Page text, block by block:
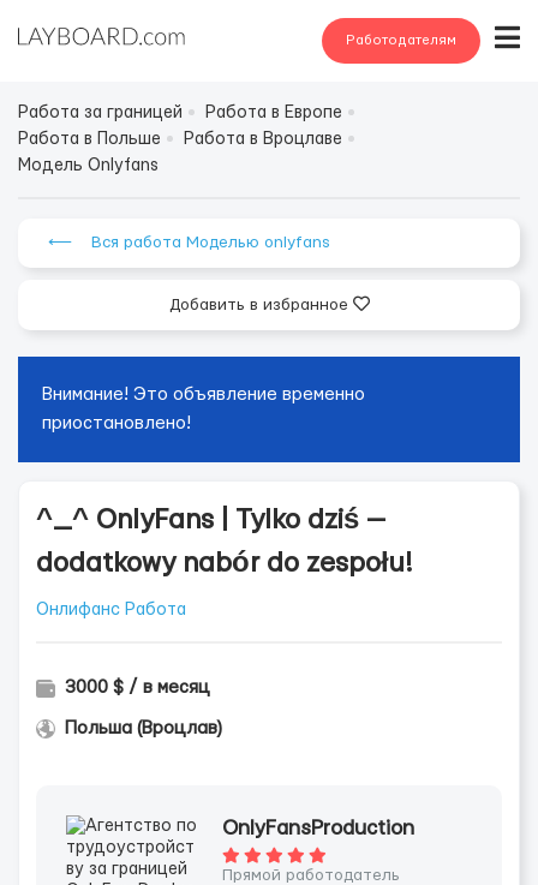
Работодателям
Работа за границей
Работа в Европе
Работа в Польше
Работа в Вроцлаве
Модель Onlyfans
⟵ Вся работа Моделью onlyfans
Добавить в избранное
Внимание! Это объявление временно
приостановлено!
^_^ OnlyFans | Tylko dziś —
dodatkowy nabór do zespołu!
Онлифанс Работа
3000 $ / в месяц
Польша (Вроцлав)
OnlyFansProduction
Прямой работодатель